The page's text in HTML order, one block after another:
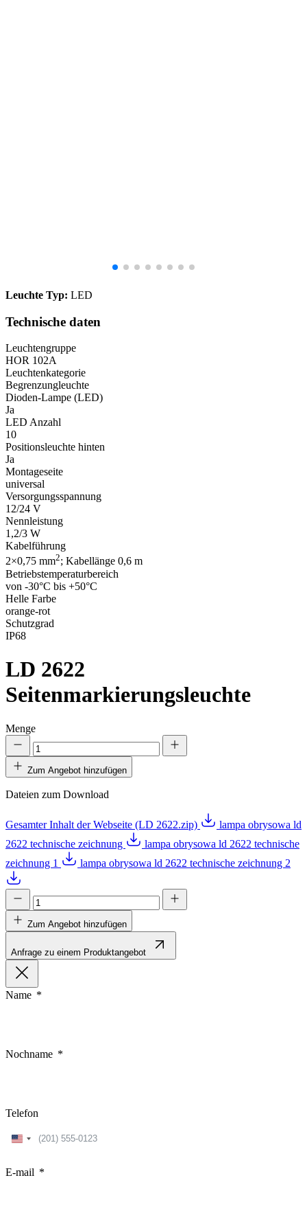
Leuchte Typ: LED
Technische daten
Leuchtengruppe
HOR 102A
Leuchtenkategorie
Begrenzungleuchte
Dioden-Lampe (LED)
Ja
LED Anzahl
10
Positionsleuchte hinten
Ja
Montageseite
universal
Versorgungsspannung
12/24 V
Nennleistung
1,2/3 W
Kabelführung
2×0,75 mm2; Kabellänge 0,6 m
Betriebstemperaturbereich
von -30°C bis +50°C
Helle Farbe
orange-rot
Schutzgrad
IP68
LD 2622
Seitenmarkierungsleuchte
Menge
Zum Angebot hinzufügen
Dateien zum Download
Gesamter Inhalt der Webseite (LD 2622.zip)
lampa obrysowa ld
2622 technische zeichnung
lampa obrysowa ld 2622 technische
zeichnung 1
lampa obrysowa ld 2622 technische zeichnung 2
Zum Angebot hinzufügen
Anfrage zu einem Produktangebot
Name
Nochname
Telefon
United
E-mail